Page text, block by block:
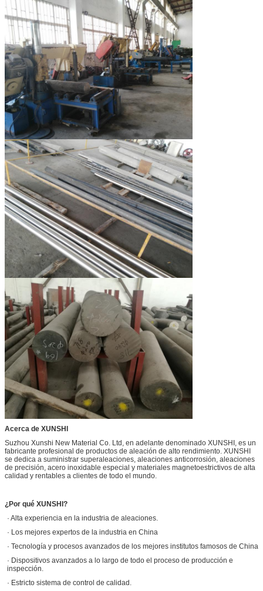
Acerca de XUNSHI
Suzhou Xunshi New Material Co. Ltd, en adelante denominado XUNSHI, es un
fabricante profesional de productos de aleación de alto rendimiento. XUNSHI
se dedica a suministrar superaleaciones, aleaciones anticorrosión, aleaciones
de precisión, acero inoxidable especial y materiales magnetoestrictivos de alta
calidad y rentables a clientes de todo el mundo.
¿Por qué XUNSHI?
· Alta experiencia en la industria de aleaciones.
· Los mejores expertos de la industria en China
· Tecnología y procesos avanzados de los mejores institutos famosos de China
· Dispositivos avanzados a lo largo de todo el proceso de producción e
inspección.
· Estricto sistema de control de calidad.